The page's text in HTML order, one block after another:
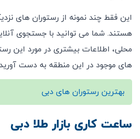
این فقط چند نمونه از رستوران ‌های
هستند. شما می ‌توانید با جستجوی
محلی، اطلاعات بیشتری در مورد این
‌های موجود در این منطقه به دست
بهترین رستوران های دبی
ساعت کاری بازار طلا دبی